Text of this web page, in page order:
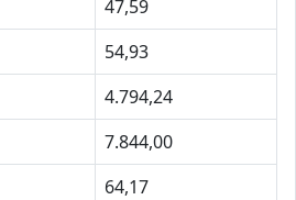
47,59
54,93
4.794,24
7.844,00
64,17